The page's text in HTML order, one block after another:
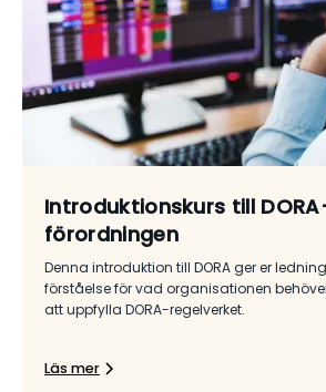
Introduktionskurs till
förordningen
Denna introduktion till DORA ger er
förståelse för vad organisationen
att uppfylla DORA-regelverket.
Läs mer